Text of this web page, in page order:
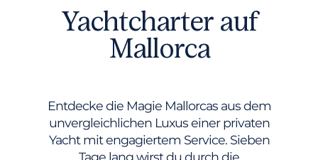
Yachtcharter auf
Mallorca
Entdecke die Magie Mallorcas aus dem
unvergleichlichen Luxus einer privaten
Yacht mit engagiertem Service. Sieben
Tage lang wirst du durch die